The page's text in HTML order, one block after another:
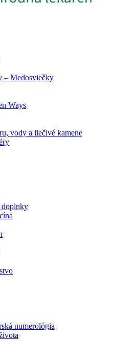
– Medosviečky
Ways
vody a liečivé kamene
doplnky
numerológia